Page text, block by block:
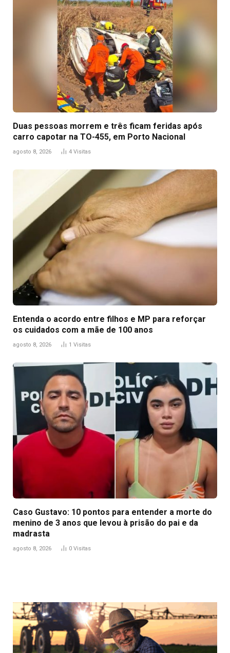
Duas pessoas morrem e três ficam feridas após
carro capotar na TO-455, em Porto Nacional
agosto 8, 2026 4 Visitas
Entenda o acordo entre filhos e MP para reforçar
os cuidados com a mãe de 100 anos
agosto 8, 2026 1 Visitas
Caso Gustavo: 10 pontos para entender a morte do
menino de 3 anos que levou à prisão do pai e da
madrasta
agosto 8, 2026 0 Visitas